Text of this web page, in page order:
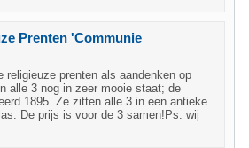
Prenten 'Communie
religieuze prenten als aandenken op
alle 3 nog in zeer mooie staat; de
1895. Ze zitten alle 3 in een antieke
De prijs is voor de 3 samen!Ps: wij